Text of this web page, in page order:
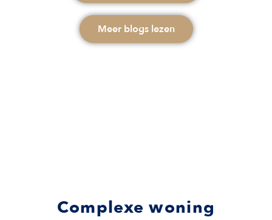
Meer blogs lezen
Complexe woning